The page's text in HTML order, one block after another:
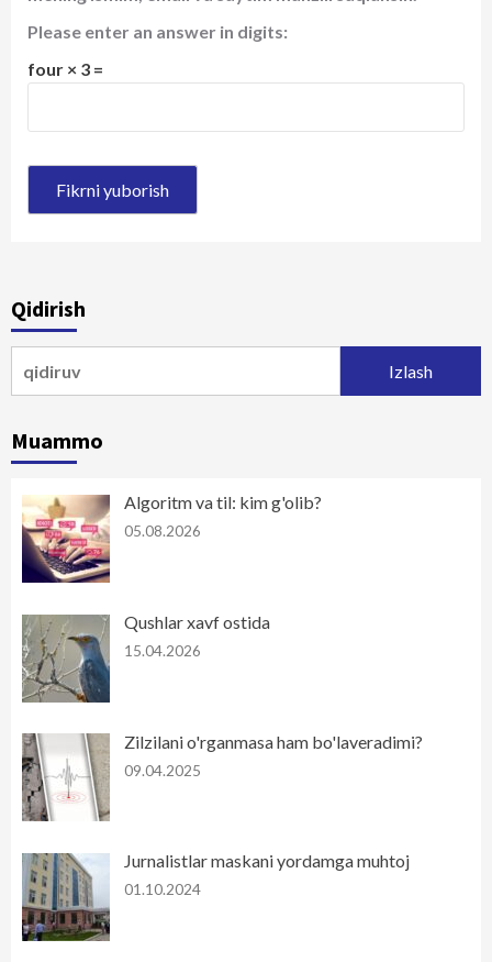
Please enter an answer in digits:
four × 3 =
Qidirish
Muammo
Algoritm va til: kim g'olib?
05.08.2026
Qushlar xavf ostida
15.04.2026
Zilzilani o'rganmasa ham bo'laveradimi?
09.04.2025
Jurnalistlar maskani yordamga muhtoj
01.10.2024